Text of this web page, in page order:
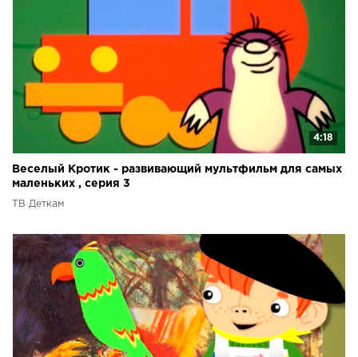
4:18
Веселый Кротик - развивающий мультфильм для самых
маленьких , серия 3
ТВ Деткам